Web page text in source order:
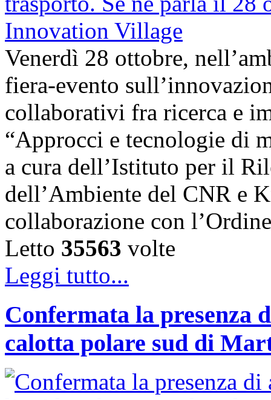
Venerdì 28 ottobre,
fiera-evento
collaborativi fra ricerca e
“Approcci e tecnologie di
a cura dell’Istituto per il
dell’Ambiente del CNR e
collaborazione con
Letto 35563 volte
Leggi tutto...
Confermata la presenza
calotta polare sud di